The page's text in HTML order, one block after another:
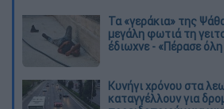
Τα «γεράκια» της
μεγάλη φωτιά τη
έδιωχνε - «Πέρασε
Κυνήγι χρόνου στα
καταγγέλλουν για